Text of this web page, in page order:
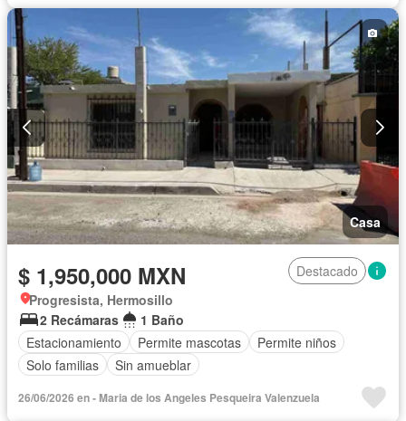
Casa
$ 1,950,000 MXN
Destacado
Progresista, Hermosillo
2 Recámaras
1 Baño
Estacionamiento
Permite mascotas
Permite niños
Solo familias
Sin amueblar
26/06/2026 en - Maria de los Angeles Pesqueira Valenzuela